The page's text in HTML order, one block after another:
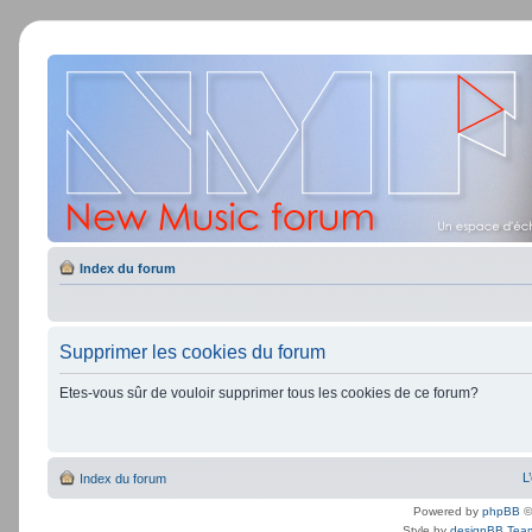
Index du forum
Supprimer les cookies du forum
Etes-vous sûr de vouloir supprimer tous les cookies de ce forum?
Index du forum
Powered by phpBB